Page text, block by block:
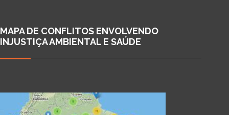
MAPA DE CONFLITOS ENVOLVENDO
INJUSTIÇA AMBIENTAL E SAÚDE